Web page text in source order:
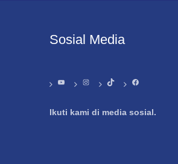
Sosial Media
YouTubeInstagramTikTok Facebook
Ikuti kami di media sosial.